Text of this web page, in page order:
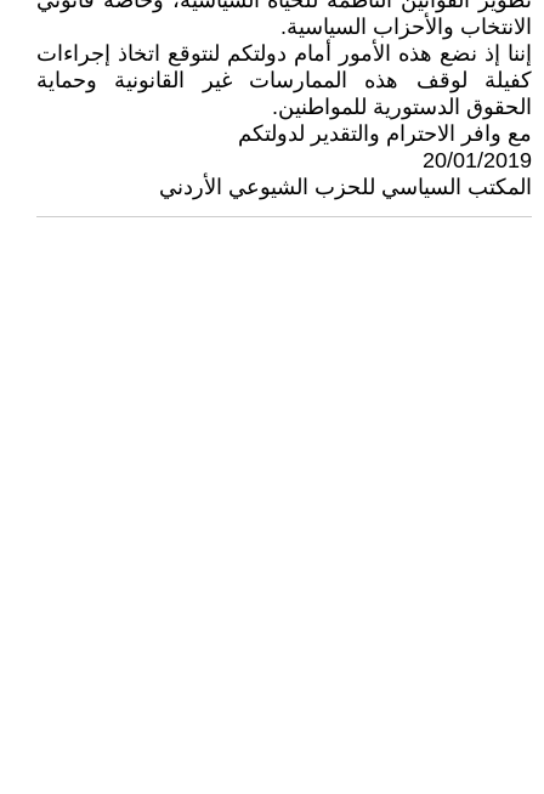
الانتخاب والأحزاب السياسية.
إننا إذ نضع هذه الأمور أمام دولتكم لنتوقع اتخاذ إجراءات
كفيلة لوقف هذه الممارسات غير القانونية وحماية
الحقوق الدستورية للمواطنين.
مع وافر الاحترام والتقدير لدولتكم
20/01/2019
المكتب السياسي للحزب الشيوعي الأردني